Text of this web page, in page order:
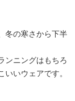
冬の寒さから下半
ンニングはもちろ
いウェアです。